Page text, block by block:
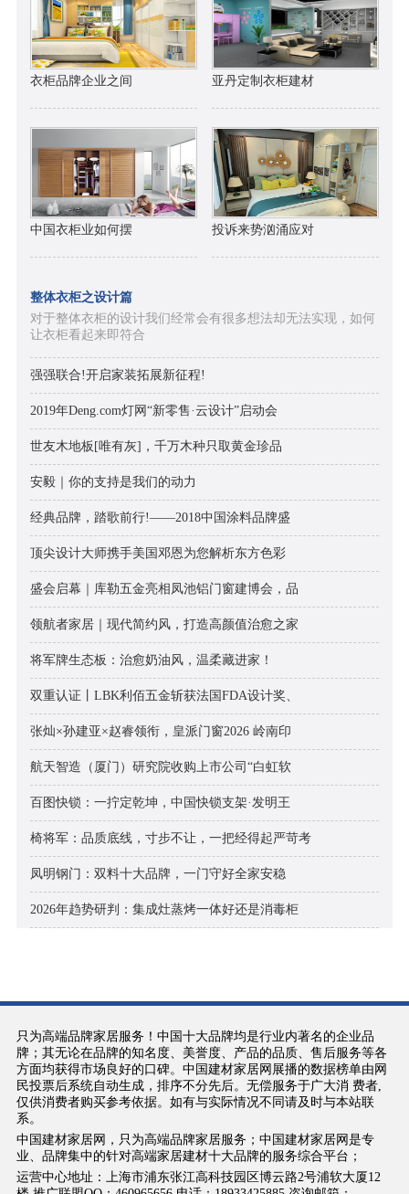
衣柜品牌企业之间 亚丹定制衣柜建材
中国衣柜业如何摆 投诉来势汹涌应对
整体衣柜之设计篇
对于整体衣柜的设计我们经常会有很多想法却无法实现，如何
让衣柜看起来即符合
强强联合!开启家装拓展新征程!
2019年Deng.com灯网“新零售·云设计”启动会
世友木地板[唯有灰]，千万木种只取黄金珍品
安毅｜你的支持是我们的动力
经典品牌，踏歌前行!——2018中国涂料品牌盛
顶尖设计大师携手美国邓恩为您解析东方色彩
盛会启幕｜库勒五金亮相凤池铝门窗建博会，品
领航者家居｜现代简约风，打造高颜值治愈之家
将军牌生态板：治愈奶油风，温柔藏进家！
双重认证丨LBK利佰五金斩获法国FDA设计奖、
张灿×孙建亚×赵睿领衔，皇派门窗2026 岭南印
航天智造（厦门）研究院收购上市公司“白虹软
百图快锁：一拧定乾坤，中国快锁支架·发明王
椅将军：品质底线，寸步不让，一把经得起严苛考
凤明钢门：双料十大品牌，一门守好全家安稳
2026年趋势研判：集成灶蒸烤一体好还是消毒柜
只为高端品牌家居服务！中国十大品牌均是行业内著名的企业品
牌；其无论在品牌的知名度、美誉度、产品的品质、售后服务等各
方面均获得市场良好的口碑。中国建材家居网展播的数据榜单由网
民投票后系统自动生成，排序不分先后。无偿服务于广大消 费者,
仅供消费者购买参考依据。如有与实际情况不同请及时与本站联
系。
中国建材家居网，只为高端品牌家居服务；中国建材家居网是专
业、品牌集中的针对高端家居建材十大品牌的服务综合平台；
运营中心地址：上海市浦东张江高科技园区博云路2号浦软大厦12